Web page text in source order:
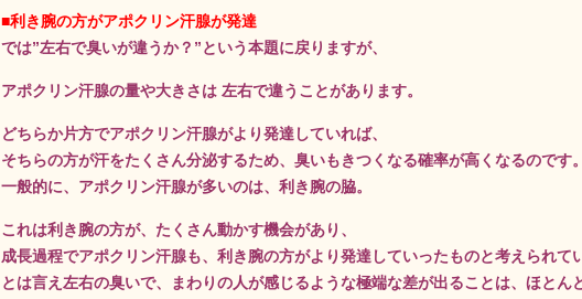
■利き腕の方がアポクリン汗腺が発達
では”左右で臭いが違うか？”という本題に戻りますが、
アポクリン汗腺の量や大きさは 左右で違うことがあります。
どちらか片方でアポクリン汗腺がより発達していれば、
そちらの方が汗をたくさん分泌するため、臭いもきつくなる確率が高くなるのです
一般的に、アポクリン汗腺が多いのは、利き腕の脇。
これは利き腕の方が、たくさん動かす機会があり、
成長過程でアポクリン汗腺も、利き腕の方がより発達していったものと考えられて
とは言え左右の臭いで、まわりの人が感じるような極端な差が出ることは、ほとん